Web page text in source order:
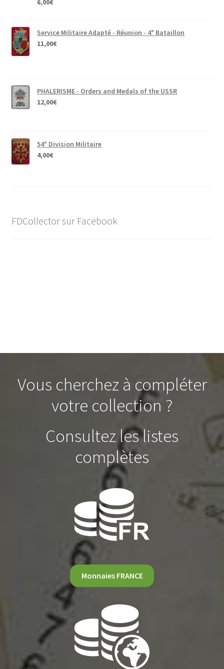
Service Militaire Adapté - Réunion - 4° Bataillon
11,00€
PHALERISME - Orders and Medals of the USSR
12,00€
54° Division Militaire
4,00€
FDCollector sur Facebook
Vous cherchez à compléter
votre collection ?
Consultez les listes
complètes
Monnaies FRANCE